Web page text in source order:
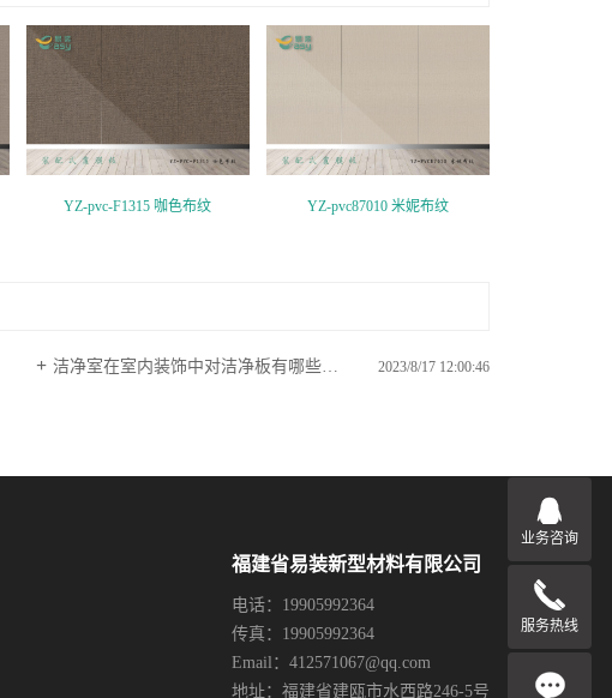
YZ-pvc-F1315 咖色布纹 YZ-pvc87010 米妮布纹
洁净室在室内装饰中对洁净板有哪些要求？ 2023/8/17 12:00:46
福建省易装新型材料有限公司
电话：19905992364
传真：19905992364
Email：412571067@qq.com
地址：福建省建瓯市水西路246-5号
业务咨询
服务热线